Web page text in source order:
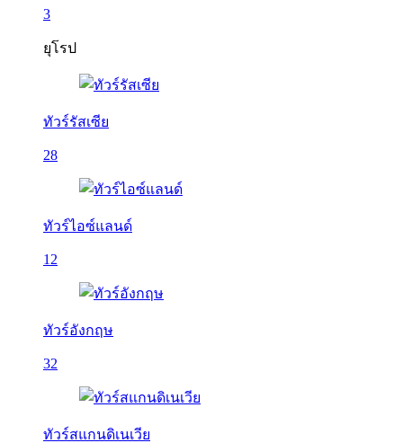
3
ยุโรป
ทัวร์รัสเซีย
28
ทัวร์ไอซ์แลนด์
12
ทัวร์อังกฤษ
32
ทัวร์สแกนดิเนเวีย